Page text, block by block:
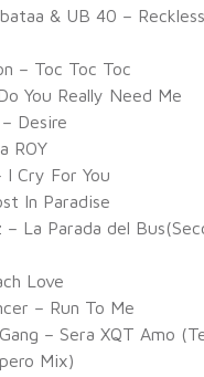
& UB 40 –
– Toc Toc Toc
You Really Need Me
Desire
ROY
I Cry For You
In Paradise
– La Parada del
Love
– Run To Me
– Sera XQT Amo
Mix)